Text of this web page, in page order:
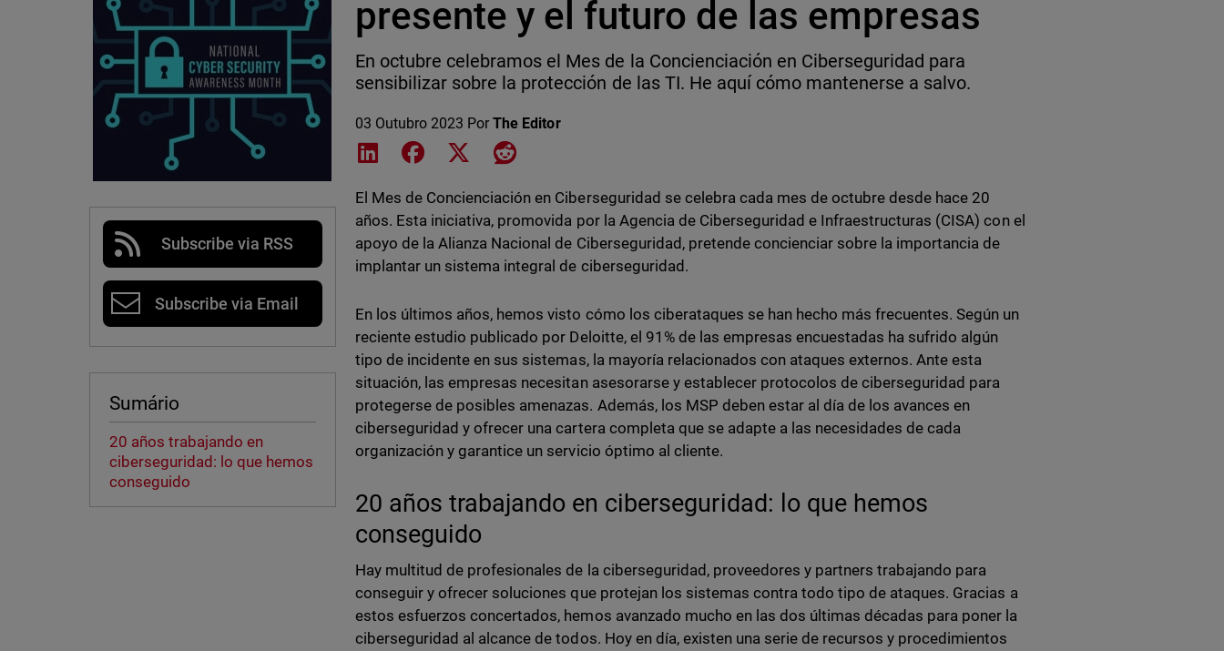
Subscribe via RSS
Subscribe via Email
Sumário
20 años trabajando en
ciberseguridad: lo que hemos
conseguido
presente y el futuro de las empresas
En octubre celebramos el Mes de la Concienciación en Ciberseguridad para
sensibilizar sobre la protección de las TI. He aquí cómo mantenerse a salvo.
03 Outubro 2023 PorThe Editor
Share on LinkedIn
Share on Facebook
Share on XShare on Reddit
El Mes de Concienciación en Ciberseguridad se celebra cada mes de octubre desde hace 20
años. Esta iniciativa, promovida por la Agencia de Ciberseguridad e Infraestructuras (CISA) con el
apoyo de la Alianza Nacional de Ciberseguridad, pretende concienciar sobre la importancia de
implantar un sistema integral de ciberseguridad.
En los últimos años, hemos visto cómo los ciberataques se han hecho más frecuentes. Según un
reciente estudio publicado por Deloitte, el 91% de las empresas encuestadas ha sufrido algún
tipo de incidente en sus sistemas, la mayoría relacionados con ataques externos. Ante esta
situación, las empresas necesitan asesorarse y establecer protocolos de ciberseguridad para
protegerse de posibles amenazas. Además, los MSP deben estar al día de los avances en
ciberseguridad y ofrecer una cartera completa que se adapte a las necesidades de cada
organización y garantice un servicio óptimo al cliente.
20 años trabajando en ciberseguridad: lo que hemos
conseguido
Hay multitud de profesionales de la ciberseguridad, proveedores y partners trabajando para
conseguir y ofrecer soluciones que protejan los sistemas contra todo tipo de ataques. Gracias a
estos esfuerzos concertados, hemos avanzado mucho en las dos últimas décadas para poner la
ciberseguridad al alcance de todos. Hoy en día, existen una serie de recursos y procedimientos